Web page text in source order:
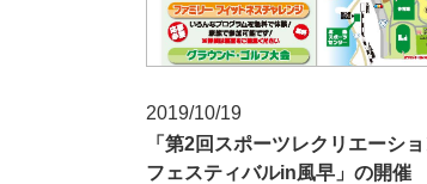
2019/10/19
「第2回スポーツレクリエーシ
フェスティバルin風早」の開催